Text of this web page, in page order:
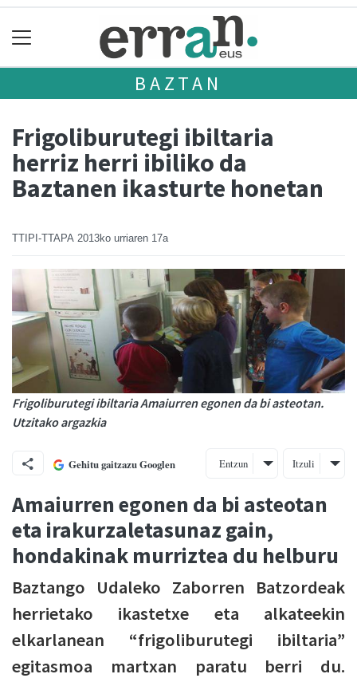
BAZTAN
Frigoliburutegi ibiltaria
herriz herri ibiliko da
Baztanen ikasturte honetan
TTIPI-TTAPA 2013ko urriaren 17a
Frigoliburutegi ibiltaria Amaiurren egonen da bi asteotan.
Utzitako argazkia
Gehitu gaitzazu Googlen Entzun Itzuli
Amaiurren egonen da bi asteotan
eta irakurzaletasunaz gain,
hondakinak murriztea du helburu
Baztango Udaleko Zaborren Batzordeak
herrietako ikastetxe eta alkateekin
elkarlanean “frigoliburutegi ibiltaria”
egitasmoa martxan paratu berri du.